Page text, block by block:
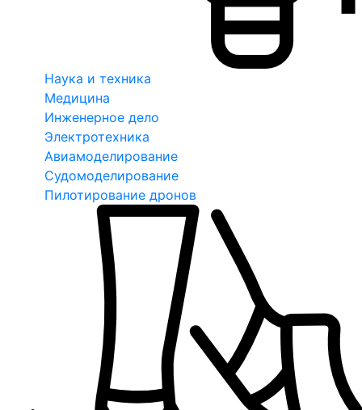
Наука и техника
Медицина
Инженерное дело
Электротехника
Авиамоделирование
Судомоделирование
Пилотирование дронов